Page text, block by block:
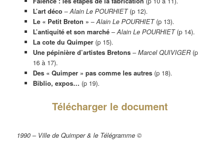
L’art déco–Alain Le POURHIET(p 12).
Le « Petit Breton » –Alain Le POURHIET (p 13).
L’antiquité et son marché–Alain Le POURHIET(p 14).
La cote du Quimper(p 15).
Une pépinière d’artistes Bretons–Marcel QUIVIGER(p
16 à 17).
Des « Quimper » pas comme les autres(p 18).
Biblio, expos… (p 19).
Télécharger le document
1990 – Ville de Quimper & le Télégramme ©